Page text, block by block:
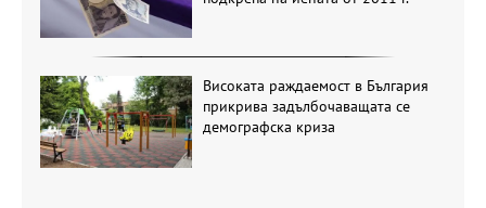
Високата раждаемост в България
прикрива задълбочаващата се
демографска криза